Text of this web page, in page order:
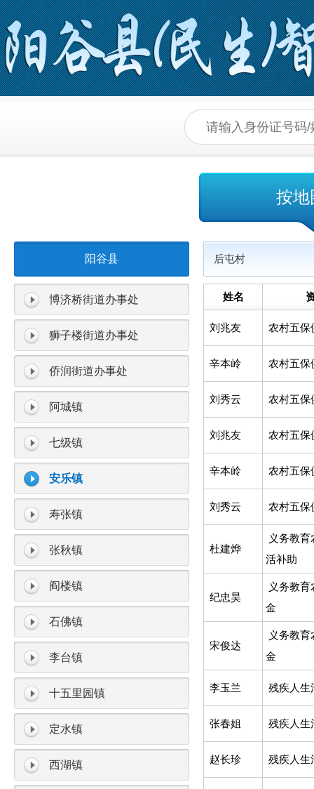
按地
阳谷县
博济桥街道办事处
狮子楼街道办事处
侨润街道办事处
阿城镇
七级镇
安乐镇
寿张镇
张秋镇
阎楼镇
石佛镇
李台镇
十五里园镇
定水镇
西湖镇
后屯村
姓名
刘兆友 农村五保
辛本岭 农村五保
刘秀云 农村五保
刘兆友 农村五保
辛本岭 农村五保
刘秀云 农村五保
杜建烨
义务教
活补助
纪忠昊
义务教
金
宋俊达
义务教
金
李玉兰 残疾人生
张春姐 残疾人生
赵长珍 残疾人生